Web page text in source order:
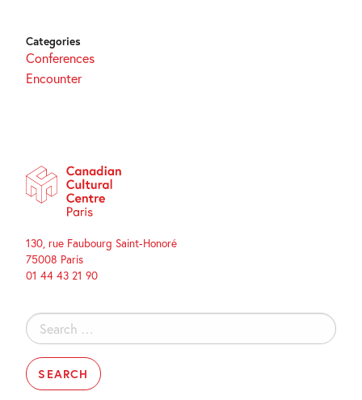
Categories
Conferences
Encounter
130, rue Faubourg Saint-Honoré
75008 Paris
01 44 43 21 90
Search
for: